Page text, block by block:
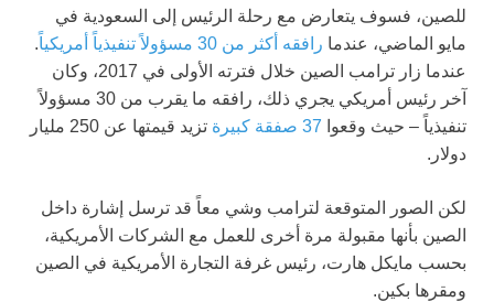
للصين، فسوف يتعارض مع رحلة الرئيس إلى السعودية في
مايو الماضي، عندما رافقه أكثر من 30 مسؤولاً تنفيذياً أمريكياً
.
عندما زار ترامب الصين خلال فترته الأولى في 2017، وكان
آخر رئيس أمريكي يجري ذلك، رافقه ما يقرب من 30 مسؤولاً
تنفيذياً – حيث وقعوا 37 صفقة كبيرة
تزيد قيمتها عن 250 مليار
دولار.
لكن الصور المتوقعة لترامب وشي معاً قد ترسل إشارة داخل
الصين بأنها مقبولة مرة أخرى للعمل مع الشركات الأمريكية،
بحسب مايكل هارت، رئيس غرفة التجارة الأمريكية في الصين
ومقرها بكين.